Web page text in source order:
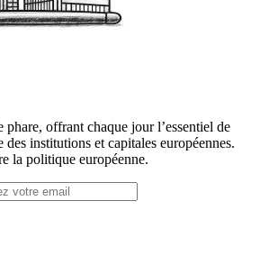
offrant chaque jour l’essentiel de
des institutions et capitales européennes.
la politique européenne.